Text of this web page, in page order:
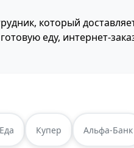
который
еду, интернет-
Купер Альфа-Банк